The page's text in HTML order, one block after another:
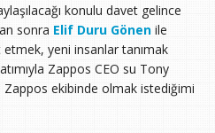
konulu davet gelince
sonra Elif Duru Gönenile
yeni insanlar tanımak
Zappos CEO su Tony
Zappos ekibinde olmak istediğimi